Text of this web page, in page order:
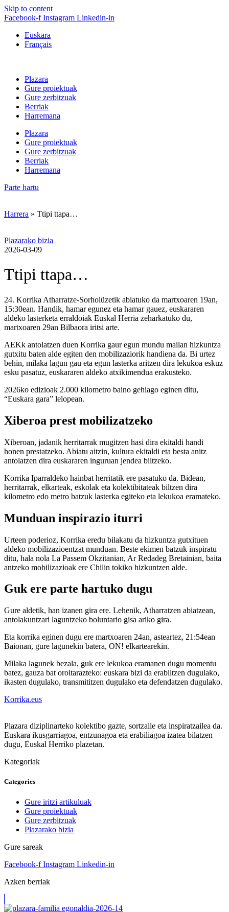
Skip to content
Facebook-f Instagram Linkedin-in
Euskara
Français
Plazara
Gure proiektuak
Gure zerbitzuak
Berriak
Harremana
Plazara
Gure proiektuak
Gure zerbitzuak
Berriak
Harremana
Parte hartu
Harrera » Ttipi ttapa…
Plazarako bizia
2026-03-09
Ttipi ttapa…
24. Korrika Atharratze-Sorholüzetik abiatuko da martxoaren 19an,
15:30ean. Handik, hamar egunez eta hamar gauez, euskararen
aldeko lasterketa erraldoiak Euskal Herria zeharkatuko du,
martxoaren 29an Bilbaora iritsi arte.
AEKk antolatzen duen Korrika gaur egun mundu mailan hizkuntza
gutxitu baten alde egiten den mobilizaziorik handiena da. Bi urtez
behin, milaka lagun gau eta egun lasterka aritzen dira lekukoa eskuz
esku pasatuz, euskararen aldeko atxikimendua erakusteko.
2026ko edizioak 2.000 kilometro baino gehiago eginen ditu,
“Euskara gara” lelopean.
Xiberoa prest mobilizatzeko
Xiberoan, jadanik herritarrak mugitzen hasi dira ekitaldi handi
honen prestatzeko. Abiatu aitzin, kultura ekitaldi eta besta anitz
antolatzen dira euskararen inguruan jendea biltzeko.
Korrika Iparraldeko hainbat herritatik ere pasatuko da. Bidean,
herritarrak, elkarteak, eskolak eta kolektibitateak biltzen dira
kilometro edo metro batzuk lasterka egiteko eta lekukoa eramateko.
Munduan inspirazio iturri
Urteen poderioz, Korrika eredu bilakatu da hizkuntza gutxituen
aldeko mobilizazioentzat munduan. Beste ekimen batzuk inspiratu
ditu, hala nola La Passem Okzitanian, Ar Redadeg Bretainian, baita
antzeko mobilizazioak ere Chilin tokiko hizkuntzen alde.
Guk ere parte hartuko dugu
Gure aldetik, han izanen gira ere. Lehenik, Atharratzen abiatzean,
antolakuntzari laguntzeko boluntario gisa ariko gira.
Eta korrika eginen dugu ere martxoaren 24an, asteartez, 21:54ean
Baionan, gure lagunekin batera, ON! elkartearekin.
Milaka lagunek bezala, guk ere lekukoa eramanen dugu momentu
batez, gauza bat oroitarazteko: euskara bizi da erabiltzen dugulako,
ikasten dugulako, transmititzen dugulako eta defendatzen dugulako.
Korrika.eus
Plazara diziplinarteko kolektibo gazte, sortzaile eta inspiratzailea da.
Euskara ikusgarriagoa, entzunagoa eta erabiliagoa izatea bilatzen
dugu, Euskal Herriko plazetan.
Kategoriak
Categories
Gure iritzi artikuluak
Gure proiektuak
Gure zerbitzuak
Plazarako bizia
Gure sareak
Facebook-f Instagram Linkedin-in
Azken berriak